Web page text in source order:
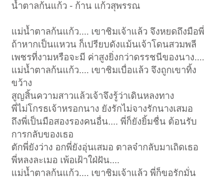
น้ำตาลก้นแก้ว - ก้าน แก้วสุพรรณ
แม่น้ำตาลก้นแก้ว.... เขาชิมเจ้าแล้ว จึงหยดถึงมือพี่
ถ้าหากเป็นแหวน ก็เปรียบดังแม้นเจ้าโดนสวมพลี
เพชรที่งามหรือจะมี ค่าสูงยิ่งกว่าดรรชนีของนาง....
แม่น้ำตาลก้นแก้ว.... เขาชิมเบื่อแล้ว จึงถูกเขาทิ้ง
ขว้าง
สูญสิ้นความสาวแล้วเจ้าจึงรู้ว่าเดินหลงทาง
พี่ไม่โกรธเจ้าหรอกนาง ยังรักไม่จางรักนางเสมอ
ถึงพี่เป็นมือสองรองคนอื่น.... พี่ก็ยังยิ้มชื่น ต้อนรับ
การกลับของเธอ
ตักพี่ยังว่าง อกพี่ยังอุ่นเสมอ ตาลจ๋ากลับมาเถิดเธอ
พี่หลงละเมอ เพ้อเฝ้าใฝ่ฝัน....
แม่น้ำตาลก้นแก้ว.... เขาชิมเจ้าแล้ว พี่ก็ขอรักมั่น